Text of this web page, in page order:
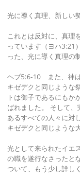
光に導く真理、新しい
これとは反対に、真理
っています（ヨハ3:21
った、光に導く真理の
ヘブ5:6-10 また、神
キゼデクと同じような
トは御子であるにもか
ばれました。 そして
あるすべての人々に対
キゼデクと同じような
光として来られたイエ
の職を遂行なさったと
ついて、もう少し詳し